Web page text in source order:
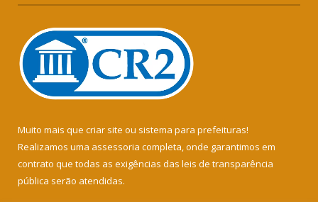
Muito mais que criar site ou sistema para prefeituras!
Realizamos uma assessoria completa, onde garantimos em
contrato que todas as exigências das leis de transparência
pública serão atendidas.